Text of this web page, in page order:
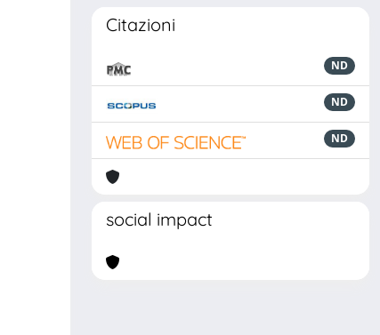
Citazioni
ND
ND
ND
social impact